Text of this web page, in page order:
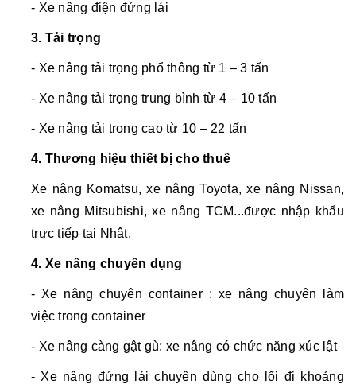
- Xe nâng điện đứng lái
3. Tải trọng
- Xe nâng tải trọng phổ thông từ 1 – 3 tấn
- Xe nâng tải trọng trung bình từ 4 – 10 tấn
- Xe nâng tải trọng cao từ 10 – 22 tấn
4. Thương hiệu thiết bị cho thuê
Xe nâng Komatsu, xe nâng Toyota, xe nâng Nissan,
xe nâng Mitsubishi, xe nâng TCM...được nhập khẩu
trực tiếp tại Nhật.
4. Xe nâng chuyên dụng
- Xe nâng chuyên container : xe nâng chuyên làm
việc trong container
- Xe nâng càng gật gù: xe nâng có chức năng xúc lật
- Xe nâng đứng lái chuyên dùng cho lối đi khoảng